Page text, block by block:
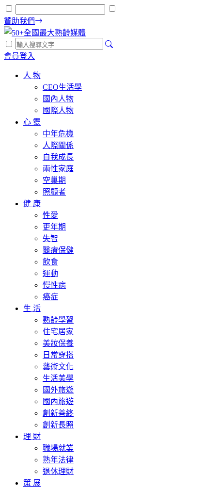
贊助我們
會員登入
人 物
CEO生活學
國內人物
國際人物
心 靈
中年危機
人際關係
自我成長
兩性家庭
空巢期
照顧者
健 康
性愛
更年期
失智
醫療保健
飲食
運動
慢性病
癌症
生 活
熟齡學習
住宅居家
美妝保養
日常穿搭
藝術文化
生活美學
國外旅遊
國內旅遊
創新善終
創新長照
理 財
職場就業
熟年法律
退休理財
策 展